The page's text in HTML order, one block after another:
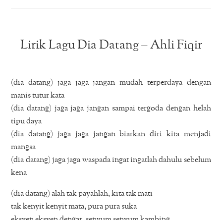
Lirik Lagu Dia Datang – Ahli Fiqir
(dia datang) jaga jaga jangan mudah terperdaya dengan
manis tutur kata
(dia datang) jaga jaga jangan sampai tergoda dengan helah
tipu daya
(dia datang) jaga jaga jangan biarkan diri kita menjadi
mangsa
(dia datang) jaga jaga waspada ingat ingatlah dahulu sebelum
kena
(dia datang) alah tak payahlah, kita tak mati
tak kenyit kenyit mata, pura pura suka